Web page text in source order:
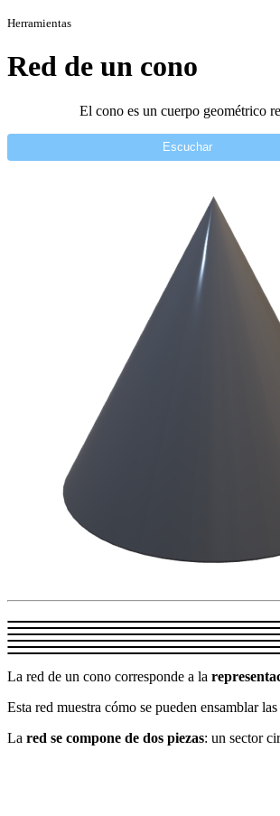
Herramientas
Red de un cono
El cono es un cuerpo geométrico
Escuchar
La red de un cono corresponde a la
Esta red muestra cómo se pueden ensamblar
La red se compone de dos piezas: un sector